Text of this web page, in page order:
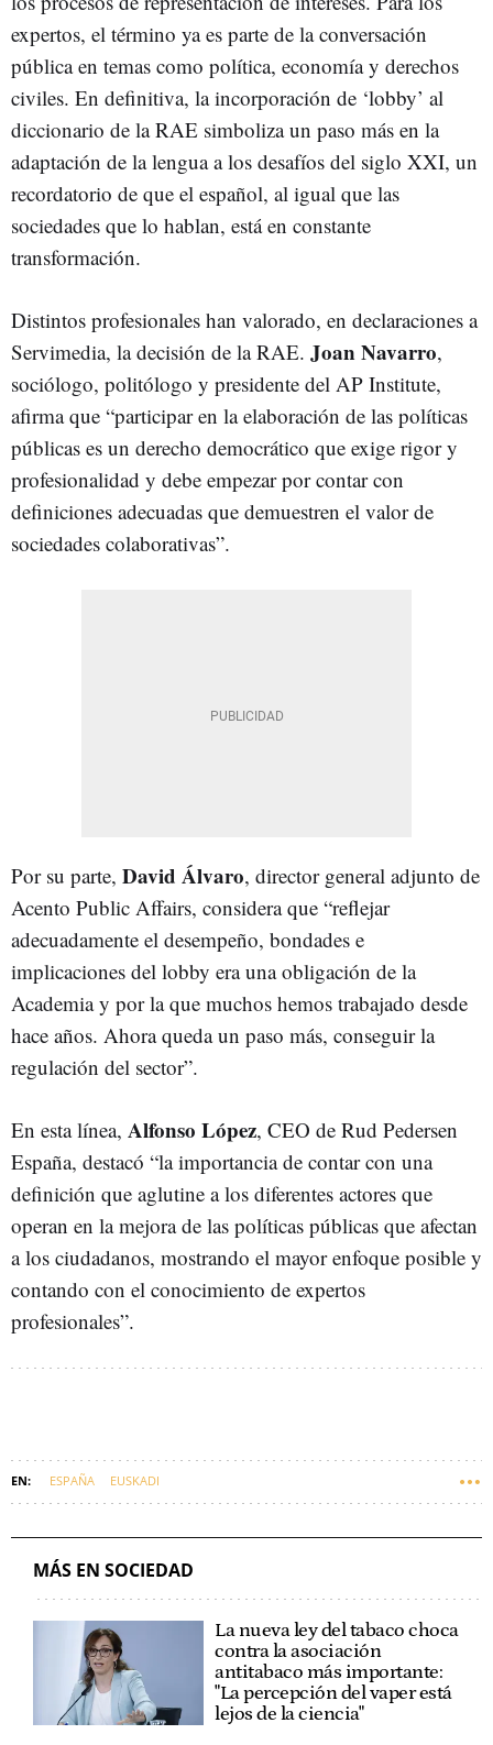
expertos, el término ya es parte de la conversación
pública en temas como política, economía y derechos
civiles. En definitiva, la incorporación de ‘lobby’ al
diccionario de la RAE simboliza un paso más en la
adaptación de la lengua a los desafíos del siglo XXI, un
recordatorio de que el español, al igual que las
sociedades que lo hablan, está en constante
transformación.
Distintos profesionales han valorado, en declaraciones a
Servimedia, la decisión de la RAE. Joan Navarro,
sociólogo, politólogo y presidente del AP Institute,
afirma que “participar en la elaboración de las políticas
públicas es un derecho democrático que exige rigor y
profesionalidad y debe empezar por contar con
definiciones adecuadas que demuestren el valor de
sociedades colaborativas”.
Por su parte, David Álvaro, director general adjunto de
Acento Public Affairs, considera que “reflejar
adecuadamente el desempeño, bondades e
implicaciones del lobby era una obligación de la
Academia y por la que muchos hemos trabajado desde
hace años. Ahora queda un paso más, conseguir la
regulación del sector”.
En esta línea, Alfonso López, CEO de Rud Pedersen
España, destacó “la importancia de contar con una
definición que aglutine a los diferentes actores que
operan en la mejora de las políticas públicas que afectan
a los ciudadanos, mostrando el mayor enfoque posible y
contando con el conocimiento de expertos
profesionales”.
ESPAÑA EUSKADI
MÁS EN SOCIEDAD
La nueva ley del tabaco choca
contra la asociación
antitabaco más importante:
"La percepción del vaper está
lejos de la ciencia"